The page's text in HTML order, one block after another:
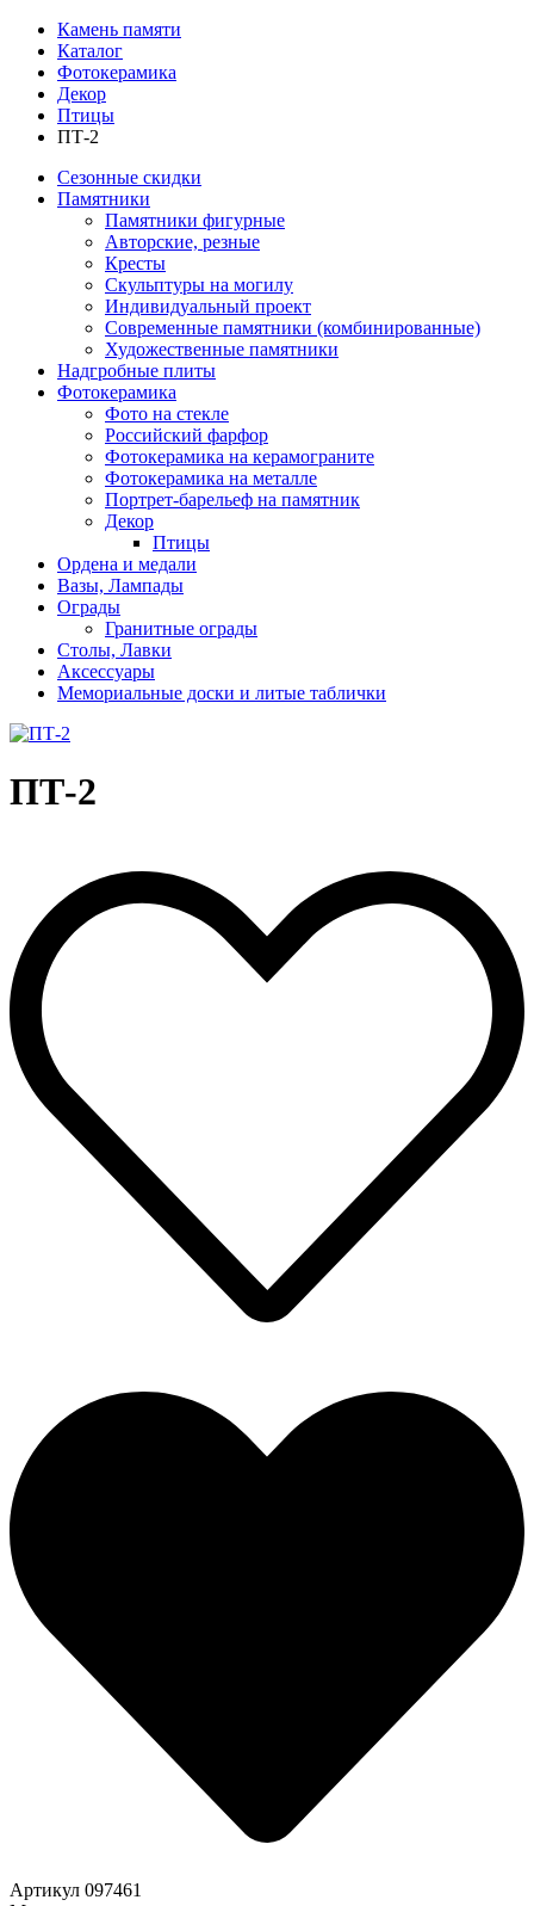
Камень памяти
Каталог
Фотокерамика
Декор
Птицы
ПТ-2
Сезонные скидки
Памятники
Памятники фигурные
Авторские, резные
Кресты
Скульптуры на могилу
Индивидуальный проект
Современные памятники (комбинированные)
Художественные памятники
Надгробные плиты
Фотокерамика
Фото на стекле
Российский фарфор
Фотокерамика на керамограните
Фотокерамика на металле
Портрет-барельеф на памятник
Декор
Птицы
Ордена и медали
Вазы, Лампады
Ограды
Гранитные ограды
Столы, Лавки
Аксессуары
Мемориальные доски и литые таблички
ПТ-2
Артикул 097461